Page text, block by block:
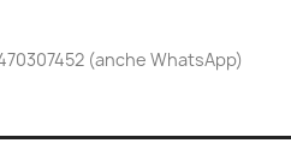
(anche WhatsApp)